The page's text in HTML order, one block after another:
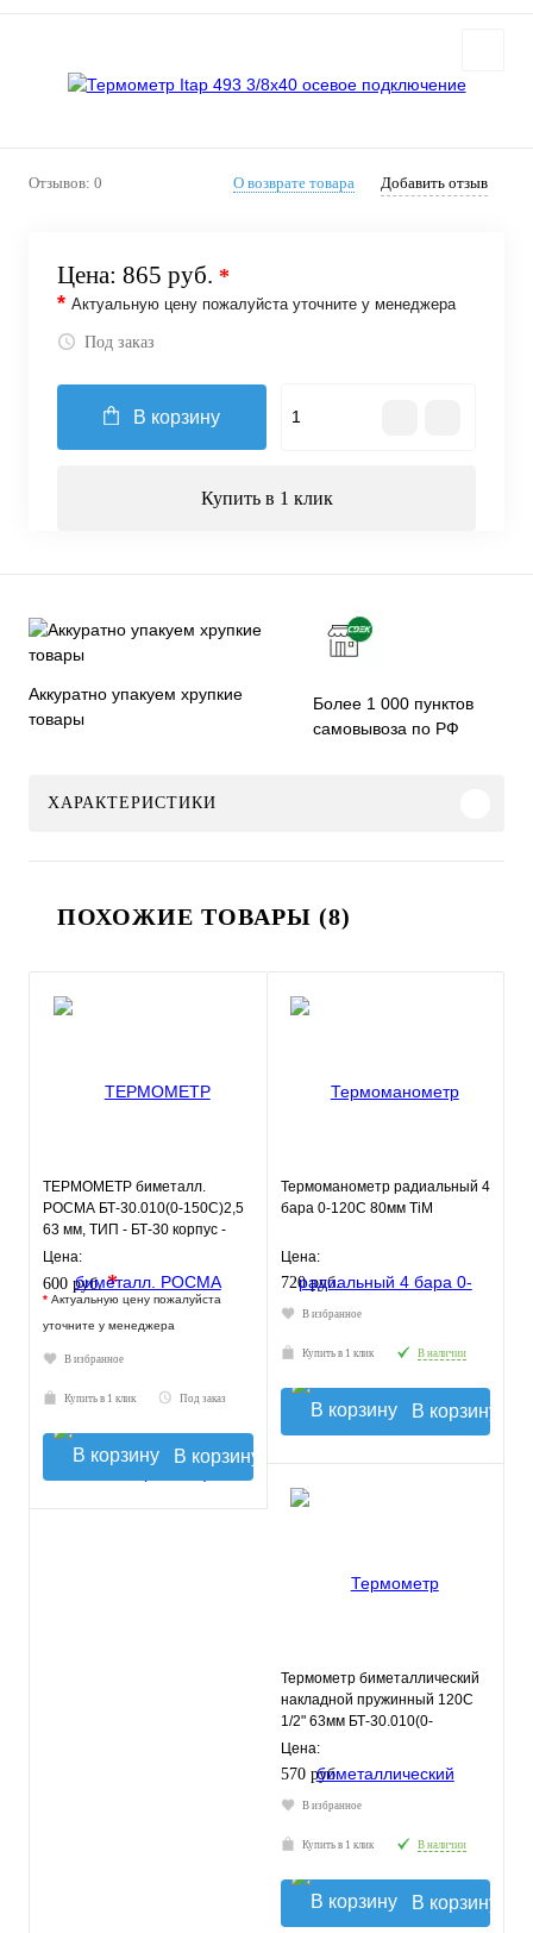
Отзывов: 0 О возврате товара Добавить отзыв
Цена: 865 руб. *
* Актуальную цену пожалуйста уточните у менеджера
Под заказ
В корзину
Купить в 1 клик
Аккуратно упакуем хрупкие
товары
Более 1 000 пунктов
самовывоза по РФ
ХАРАКТЕРИСТИКИ
ПОХОЖИЕ ТОВАРЫ (8)
ТЕРМОМЕТР биметалл.
РОСМА БТ-30.010(0-150С)2,5
63 мм, ТИП - БТ-30 корпус -
хромированная сталь, кр
Цена:
600 руб.*
* Актуальную цену пожалуйста
уточните у менеджера
В избранное
Купить в 1 клик Под заказ
В корзину
Термоманометр радиальный 4
бара 0-120С 80мм TiM
Цена:
720 руб.
В избранное
Купить в 1 клик В наличии
В корзину
Термометр биметаллический
накладной пружинный 120С
1/2" 63мм БТ-30.010(0-
120С)2,5 РОСМА
Цена:
570 руб.
В избранное
Купить в 1 клик В наличии
В корзину